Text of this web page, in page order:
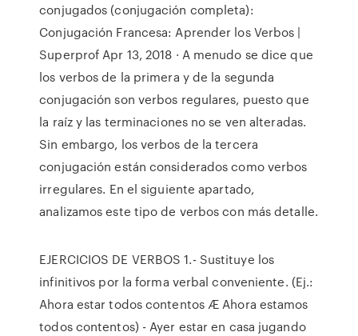
conjugados (conjugación completa):
Conjugación Francesa: Aprender los Verbos |
Superprof Apr 13, 2018 · A menudo se dice que
los verbos de la primera y de la segunda
conjugación son verbos regulares, puesto que
la raíz y las terminaciones no se ven alteradas.
Sin embargo, los verbos de la tercera
conjugación están considerados como verbos
irregulares. En el siguiente apartado,
analizamos este tipo de verbos con más detalle.
EJERCICIOS DE VERBOS 1.- Sustituye los
infinitivos por la forma verbal conveniente. (Ej.:
Ahora estar todos contentos Æ Ahora estamos
todos contentos) - Ayer estar en casa jugando